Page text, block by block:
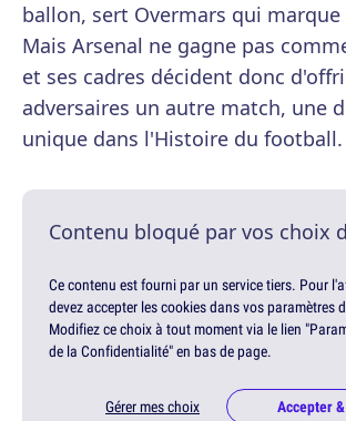
ballon, sert Overmars qui
Mais Arsenal ne gagne pas
et ses cadres décident donc
adversaires un autre match, une
unique dans l'Histoire du football.
Contenu bloqué par vos choix
Ce contenu est fourni par un service tiers. Pour
devez accepter les cookies dans vos paramètres
Modifiez ce choix à tout moment via le lien
de la Confidentialité" en bas de page.
Gérer mes choix Accepter